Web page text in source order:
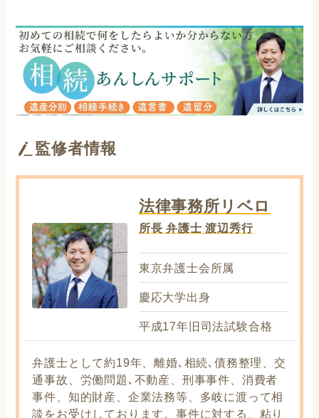
監修者情報
法律事務所リベロ
所長 弁護士 渡辺秀行
東京弁護士会所属
慶応大学出身
平成17年旧司法試験合格
弁護士として約19年、離婚､相続､債務整理、交
通事故、労働問題､不動産、刑事事件、消費者
事件、知的財産、企業法務等、多岐に渡って相
談をお受けしております。事件に対する、粘り